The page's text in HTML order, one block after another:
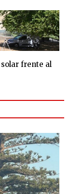
frente al